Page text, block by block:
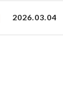
2026.03.04